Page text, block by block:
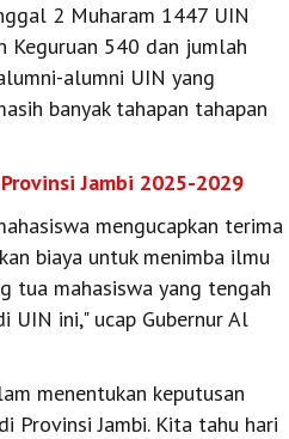
2 Muharam 1447 UIN
Keguruan 540 dan jumlah
alumni UIN yang
banyak tahapan tahapan
Jambi 2025-2029
mengucapkan terima
biaya untuk menimba ilmu
tua mahasiswa yang tengah
UIN ini," ucap Gubernur Al
menentukan keputusan
Provinsi Jambi. Kita tahu hari